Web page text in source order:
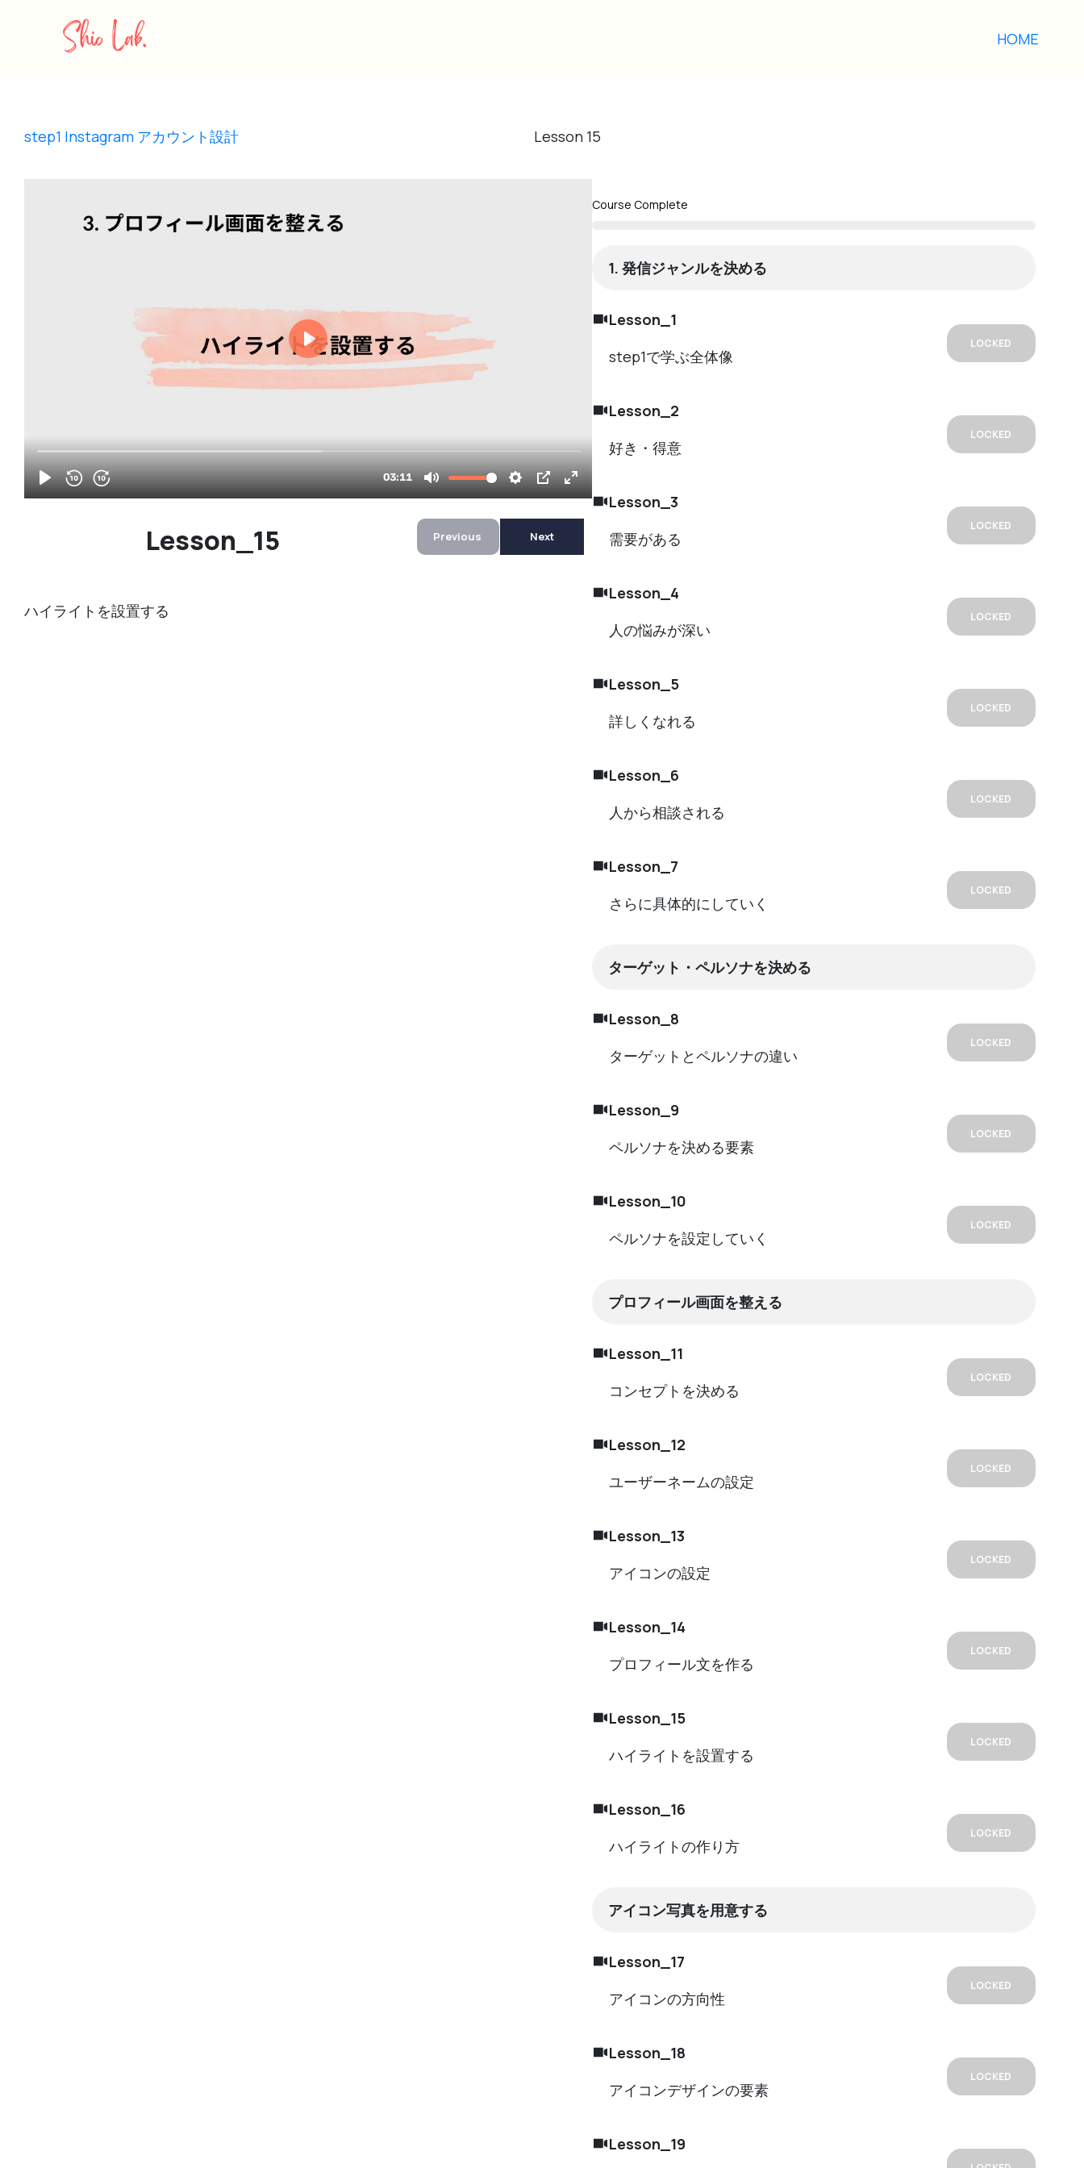
HOME
step1 Instagram アカウント設計 Lesson 15
Lesson_15 Previous Next
ハイライトを設置する
Course Complete
1. 発信ジャンルを決める
Lesson_1
step1で学ぶ全体像
LOCKED
Lesson_2
好き・得意
LOCKED
Lesson_3
需要がある
LOCKED
Lesson_4
人の悩みが深い
LOCKED
Lesson_5
詳しくなれる
LOCKED
Lesson_6
人から相談される
LOCKED
Lesson_7
さらに具体的にしていく
LOCKED
ターゲット・ペルソナを決める
Lesson_8
ターゲットとペルソナの違い
LOCKED
Lesson_9
ペルソナを決める要素
LOCKED
Lesson_10
ペルソナを設定していく
LOCKED
プロフィール画面を整える
Lesson_11
コンセプトを決める
LOCKED
Lesson_12
ユーザーネームの設定
LOCKED
Lesson_13
アイコンの設定
LOCKED
Lesson_14
プロフィール文を作る
LOCKED
Lesson_15
ハイライトを設置する
LOCKED
Lesson_16
ハイライトの作り方
LOCKED
アイコン写真を用意する
Lesson_17
アイコンの方向性
LOCKED
Lesson_18
アイコンデザインの要素
LOCKED
Lesson_19